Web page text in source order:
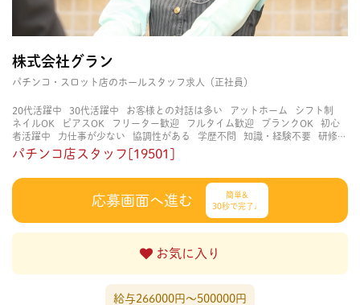
株式会社グラン
パチンコ・スロット店のホールスタッフ求人（正社員）
20代活躍中 30代活躍中 お客様との対話は多い アットホーム
シフト制
ネイルOK
ピアスOK フリーター歓迎 フルタイム歓迎 ブランクOK
初心
者活躍中
力仕事が少ない 協調性がある 学歴不問 知識・経験不要
研修あ
り
立ち仕事 経験者・有資格者歓迎
長期歓迎
パチンコ店スタッフ[19501]
応募画面へ進む
簡単&
30秒で完了♩
お気に入り
給与266000円〜500000円